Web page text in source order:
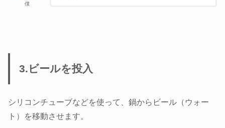
僕
3.ビールを投入
シリコンチューブなどを使って、鍋からビール（ウォー
ト）を移動させます。